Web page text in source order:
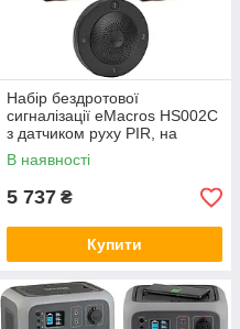
Набір бездротової
сигналізації eMacros HS002C
з датчиком руху PIR, на
сонячній батареї, дальність
до 800 м
В наявності
5 737 ₴
Купити